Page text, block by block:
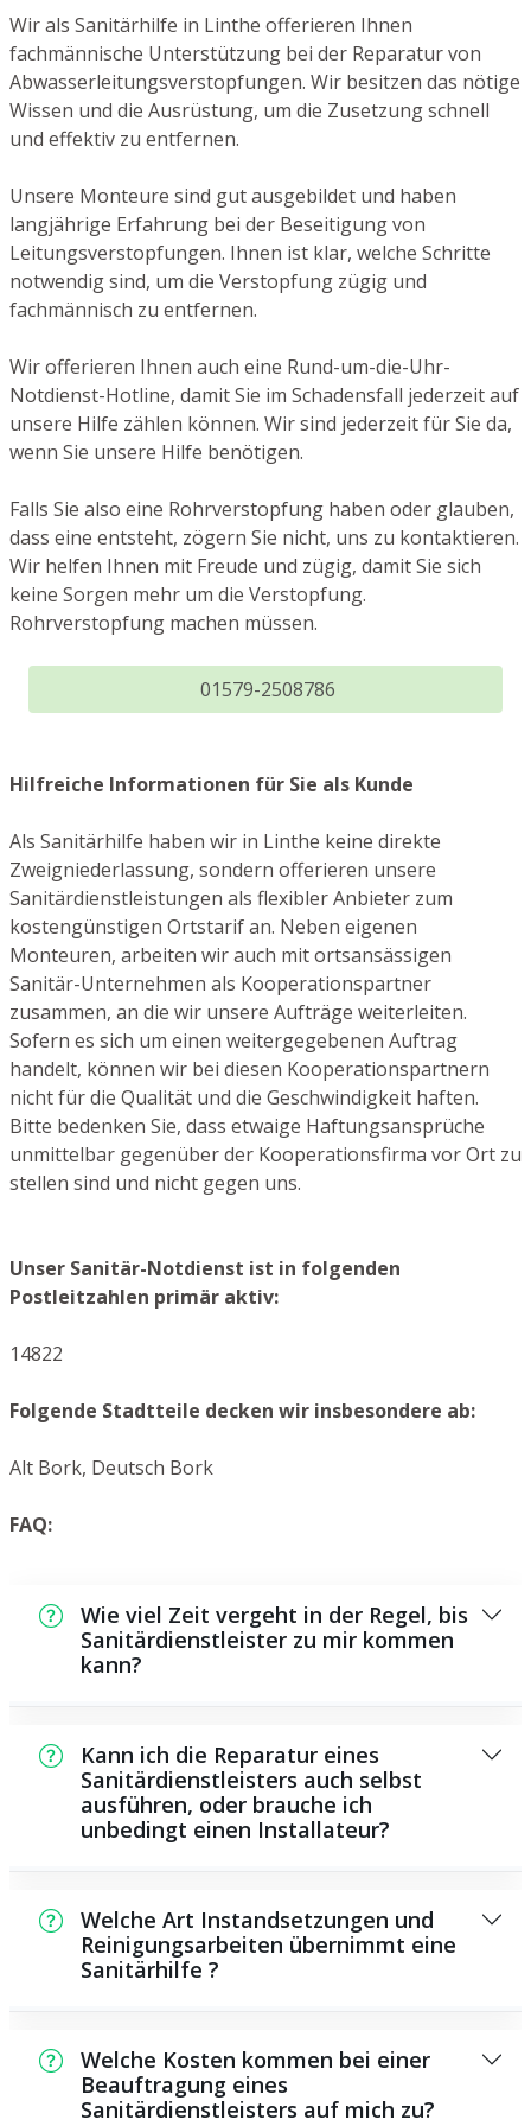
Wir als Sanitärhilfe in Linthe offerieren Ihnen
fachmännische Unterstützung bei der Reparatur von
Abwasserleitungsverstopfungen. Wir besitzen das nötige
Wissen und die Ausrüstung, um die Zusetzung schnell
und effektiv zu entfernen.
Unsere Monteure sind gut ausgebildet und haben
langjährige Erfahrung bei der Beseitigung von
Leitungsverstopfungen. Ihnen ist klar, welche Schritte
notwendig sind, um die Verstopfung zügig und
fachmännisch zu entfernen.
Wir offerieren Ihnen auch eine Rund-um-die-Uhr-
Notdienst-Hotline, damit Sie im Schadensfall jederzeit auf
unsere Hilfe zählen können. Wir sind jederzeit für Sie da,
wenn Sie unsere Hilfe benötigen.
Falls Sie also eine Rohrverstopfung haben oder glauben,
dass eine entsteht, zögern Sie nicht, uns zu kontaktieren.
Wir helfen Ihnen mit Freude und zügig, damit Sie sich
keine Sorgen mehr um die Verstopfung.
Rohrverstopfung machen müssen.
01579-2508786
Hilfreiche Informationen für Sie als Kunde
Als Sanitärhilfe haben wir in Linthe keine direkte
Zweigniederlassung, sondern offerieren unsere
Sanitärdienstleistungen als flexibler Anbieter zum
kostengünstigen Ortstarif an. Neben eigenen
Monteuren, arbeiten wir auch mit ortsansässigen
Sanitär-Unternehmen als Kooperationspartner
zusammen, an die wir unsere Aufträge weiterleiten.
Sofern es sich um einen weitergegebenen Auftrag
handelt, können wir bei diesen Kooperationspartnern
nicht für die Qualität und die Geschwindigkeit haften.
Bitte bedenken Sie, dass etwaige Haftungsansprüche
unmittelbar gegenüber der Kooperationsfirma vor Ort zu
stellen sind und nicht gegen uns.
Unser Sanitär-Notdienst ist in folgenden
Postleitzahlen primär aktiv:
14822
Folgende Stadtteile decken wir insbesondere ab:
Alt Bork, Deutsch Bork
FAQ:
Wie viel Zeit vergeht in der Regel, bis
Sanitärdienstleister zu mir kommen
kann?
kurzen Zeitraum bei Ihnen vor Ort sein. Dies
hängt unter anderem von der Auftragslage
zu dem Zeitpunkt ab und von der
Verkehrssituation und der örtlichen
Kann ich die Reparatur eines
Sanitärdienstleisters auch selbst
ausführen, oder brauche ich
unbedingt einen Installateur?
Wartungsarbeiten, die Sie eigenständig
ausführen können, zum Beispiel das
Verwenden von Rohrreinigungsmitteln aus
Verwendung von Spezialwerkzeug oder
besonderem Fachwissen benötigen, besser
Fachmännern zu überlassen. Ein Monteur
Welche Art Instandsetzungen und
Reinigungsarbeiten übernimmt eine
Sanitärhilfe ?
Vielzahl von Instandsetzungen und
Reinigungsarbeiten, darunter das
Installieren und Reparieren von Leitungen,
Welche Kosten kommen bei einer
Beauftragung eines
Sanitärdienstleisters auf mich zu?